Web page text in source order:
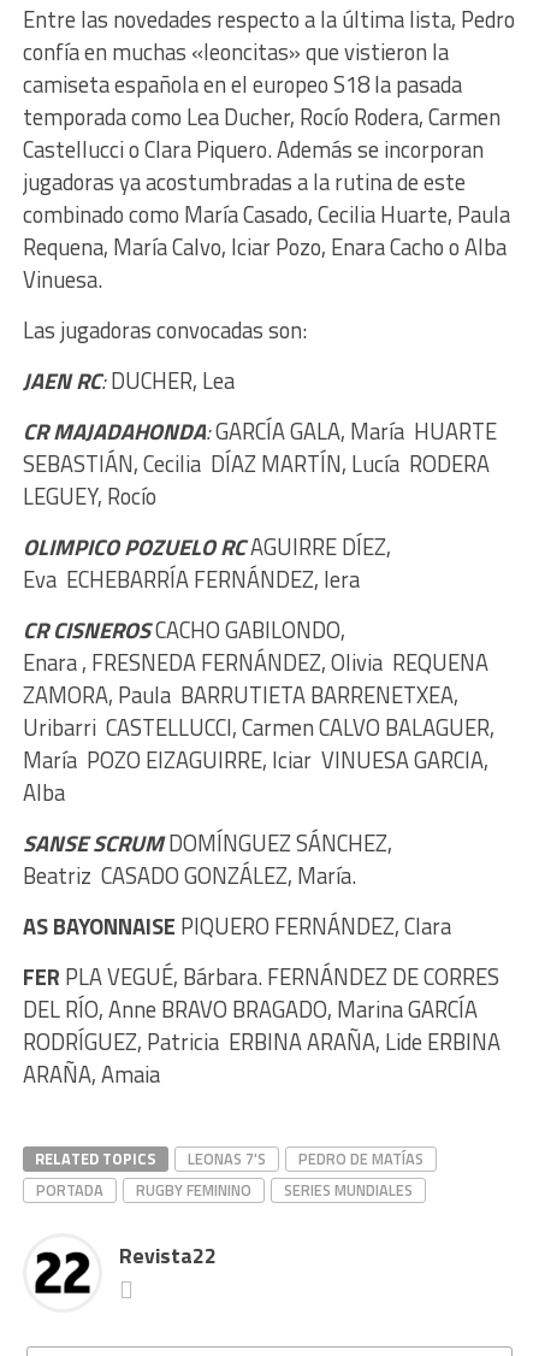
Entre las novedades respecto a la última lista, Pedro
confía en muchas «leoncitas» que vistieron la
camiseta española en el europeo S18 la pasada
temporada como Lea Ducher, Rocío Rodera, Carmen
Castellucci o Clara Piquero. Además se incorporan
jugadoras ya acostumbradas a la rutina de este
combinado como María Casado, Cecilia Huarte, Paula
Requena, María Calvo, Iciar Pozo, Enara Cacho o Alba
Vinuesa.
Las jugadoras convocadas son:
JAEN RC:DUCHER, Lea
CR MAJADAHONDA:GARCÍA GALA, María HUARTE
SEBASTIÁN, Cecilia DÍAZ MARTÍN, Lucía RODERA
LEGUEY, Rocío
OLIMPICO POZUELO RCAGUIRRE DÍEZ,
Eva ECHEBARRÍA FERNÁNDEZ, Iera
CR CISNEROSCACHO GABILONDO,
Enara, FRESNEDA FERNÁNDEZ, Olivia REQUENA
ZAMORA, Paula BARRUTIETA BARRENETXEA,
Uribarri CASTELLUCCI, Carmen CALVO BALAGUER,
María POZO EIZAGUIRRE, Iciar VINUESA GARCIA,
Alba
SANSE SCRUMDOMÍNGUEZ SÁNCHEZ,
Beatriz CASADO GONZÁLEZ, María.
AS BAYONNAISE PIQUERO FERNÁNDEZ, Clara
FER PLA VEGUÉ, Bárbara. FERNÁNDEZ DE CORRES
DEL RÍO, Anne BRAVO BRAGADO, Marina GARCÍA
RODRÍGUEZ, Patricia ERBINA ARAÑA, Lide ERBINA
ARAÑA, Amaia
RELATED TOPICS LEONAS 7'S
PEDRO DE MATÍAS
PORTADA
RUGBY FEMININO SERIES MUNDIALES
Revista22